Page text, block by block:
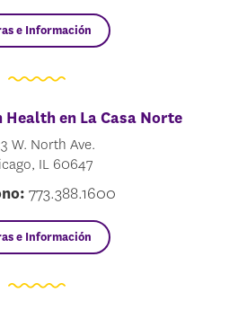
e Información
en La Casa Norte
W. North Ave.
IL 60647
773.388.1600
e Información